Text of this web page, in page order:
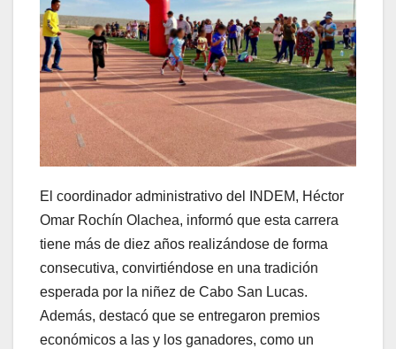
El coordinador administrativo del INDEM, Héctor
Omar Rochín Olachea, informó que esta carrera
tiene más de diez años realizándose de forma
consecutiva, convirtiéndose en una tradición
esperada por la niñez de Cabo San Lucas.
Además, destacó que se entregaron premios
económicos a las y los ganadores, como un